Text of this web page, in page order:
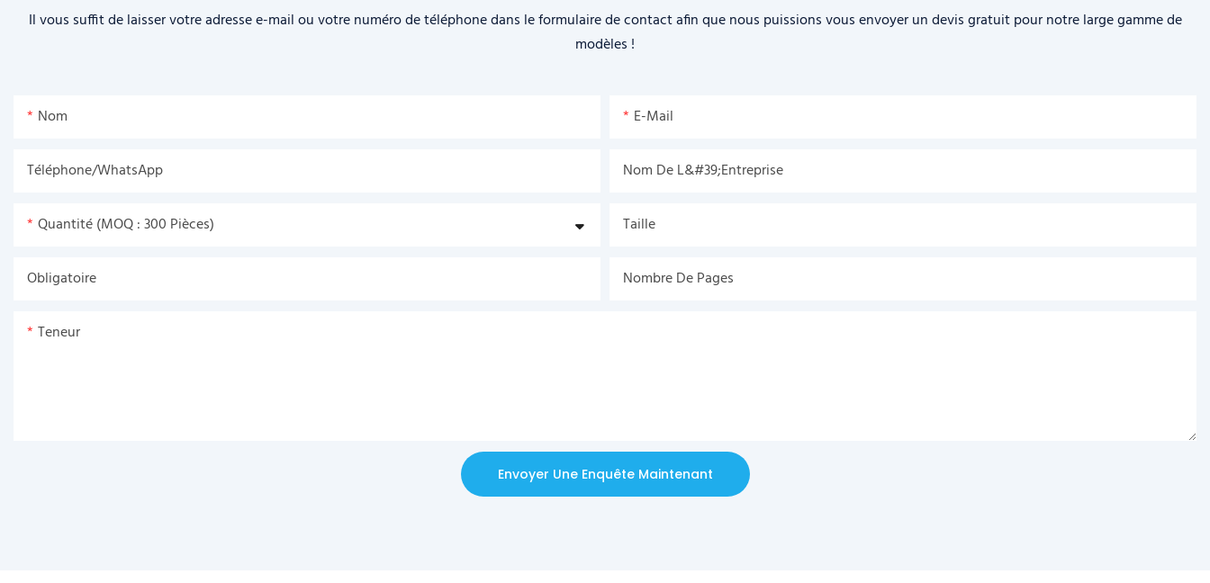
Il vous suffit de laisser votre adresse e-mail ou votre numéro de téléphone dans le formulaire de contact afin que nous puissions vous envoyer un devis gratuit pour notre large gamme de
modèles !
Nom E-Mail
Téléphone/WhatsApp Nom De L&#39;entreprise
Quantité (MOQ : 300 Pièces) Taille
Obligatoire Nombre De Pages
Teneur
Envoyer Une Enquête Maintenant